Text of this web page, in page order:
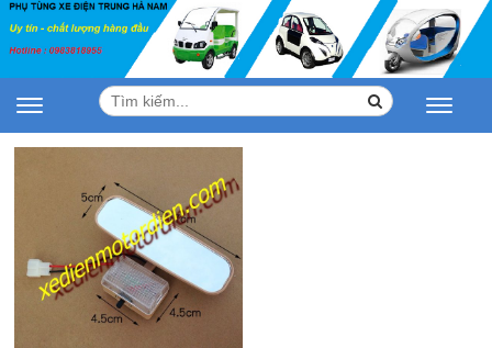
Toggle
navigation
Tìm
kiếm:
Search Toggle